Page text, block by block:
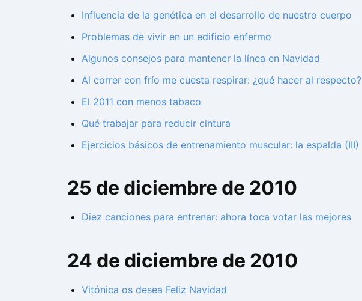
Influencia de la genética en el desarrollo de nuestro cuerpo
Problemas de vivir en un edificio enfermo
Algunos consejos para mantener la línea en Navidad
Al correr con frío me cuesta respirar: ¿qué hacer al respecto?
El 2011 con menos tabaco
Qué trabajar para reducir cintura
Ejercicios básicos de entrenamiento muscular: la espalda (III)
25 de diciembre de 2010
Diez canciones para entrenar: ahora toca votar las mejores
24 de diciembre de 2010
Vitónica os desea Feliz Navidad